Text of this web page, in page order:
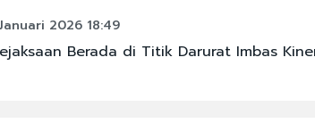
2026 18:49
Berada di Titik Darurat Imbas